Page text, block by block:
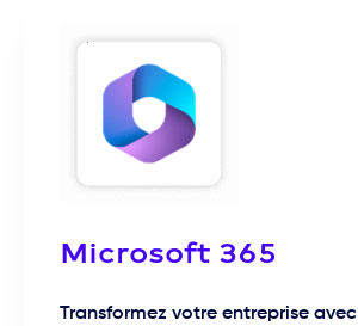
Microsoft 365
Transformez votre entreprise avec